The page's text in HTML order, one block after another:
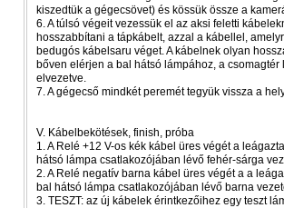
kiszedtük a gégecsövet) és kössük össze a
6. A túlsó végeit vezessük el az aksi feletti
hosszabbítani a tápkábelt, azzal a kábellel,
bedugós kábelsaru véget. A kábelnek olyan
bőven elérjen a bal hátsó lámpához, a
elvezetve.
7. A gégecső mindkét peremét tegyük vissza a
V. Kábelbekötések, finish, próba
1. A Relé +12 V-os kék kábel üres végét a
hátsó lámpa csatlakozójában lévő fehér-sárga
2. A Relé negatív barna kábel üres végét a a
bal hátsó lámpa csatlakozójában lévő barna
3. TESZT: az új kábelek érintkezőihez egy teszt